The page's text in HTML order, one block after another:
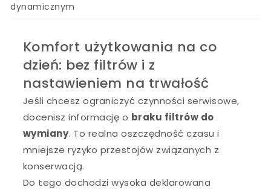
dynamicznym
Komfort użytkowania na co
dzień: bez filtrów i z
nastawieniem na trwałość
Jeśli chcesz ograniczyć czynności serwisowe,
docenisz informację o braku filtrów do
wymiany. To realna oszczędność czasu i
mniejsze ryzyko przestojów związanych z
konserwacją.
Do tego dochodzi wysoka deklarowana